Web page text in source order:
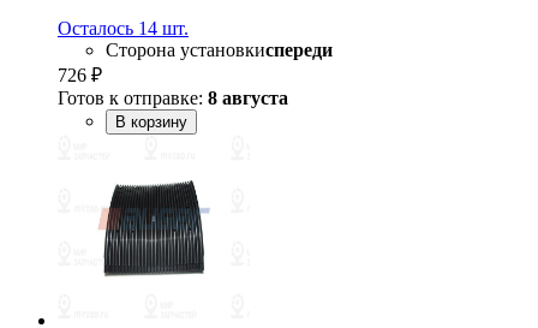
Осталось 14 шт.
Сторона установкиспереди
726 ₽
Готов к отправке: 8 августа
В корзину